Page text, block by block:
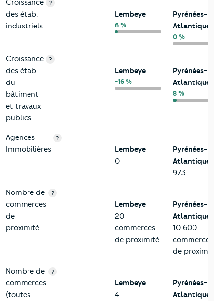
Croissance
des étab.
industriels
?
Lembeye
6 %
Pyrénées-
Atlantiques
0 %
Croissance
des étab.
du
bâtiment
et travaux
publics
?
Lembeye
-16 %
Pyrénées-
Atlantiques
8 %
Agences
Immobilières
?
Lembeye
0
Pyrénées-
Atlantiques
973
Nombre de
commerces
de
proximité
?
Lembeye
20
commerces
de proximité
Pyrénées-
Atlantiques
10 600
commerces
de proximité
Nombre de
commerces
(toutes
?
Lembeye
4
Pyrénées-
Atlantiques